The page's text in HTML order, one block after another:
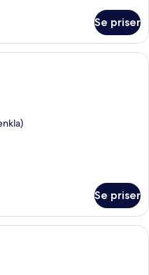
Se priser
modernt poolområde med en
Se priser